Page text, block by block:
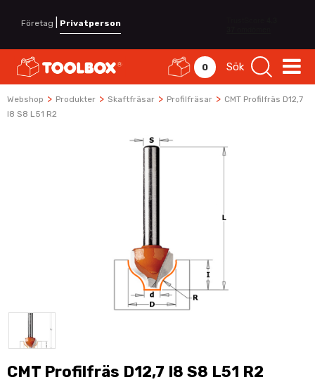
Företag Privatperson
0 Sök
Webshop > Produkter > Skaftfräsar > Profilfräsar > CMT Profilfräs D12,7
I8 S8 L51 R2
CMT Profilfräs D12,7 I8 S8 L51 R2